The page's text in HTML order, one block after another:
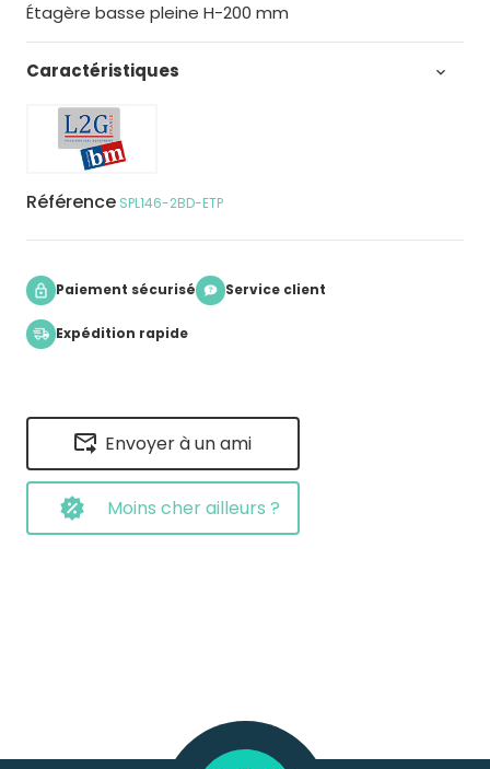
Envoyer à un ami
Moins cher ailleurs ?
Étagère basse pleine H-200 mm
Caractéristiques 
Référence SPL146-2BD-ETP
Paiement sécurisé Service client
Expédition rapide